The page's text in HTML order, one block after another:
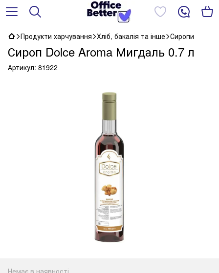
Продукти харчування Хліб, бакалія та інше Сиропи
Сироп Dolce Aroma Мигдаль 0.7 л
Артикул: 81922
Немає в наявності